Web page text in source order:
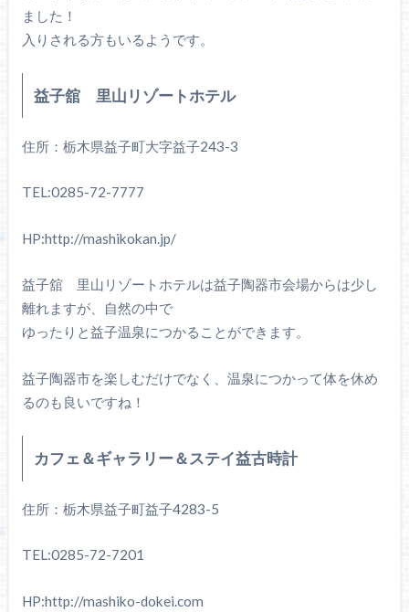
ました！
入りされる方もいるようです。
益子舘 里山リゾートホテル
住所：栃木県益子町大字益子243-3
TEL:0285-72-7777
HP:http://mashikokan.jp/
益子舘 里山リゾートホテルは益子陶器市会場からは少し
離れますが、自然の中で
ゆったりと益子温泉につかることができます。
益子陶器市を楽しむだけでなく、温泉につかって体を休め
るのも良いですね！
カフェ＆ギャラリー＆ステイ益古時計
住所：栃木県益子町益子4283-5
TEL:0285-72-7201
HP:http://mashiko-dokei.com